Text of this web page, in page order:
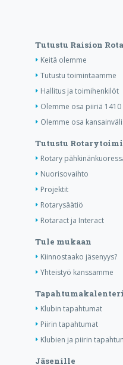
Tutustu Raision
Keitä olemme
Tutustu toimintaamme
Hallitus ja toimihenkilöt
Olemme osa piiriä 1410
Olemme osa
Tutustu
Rotary
Nuorisovaihto
Projektit
Rotarysäätiö
Rotaract ja Interact
Tule mukaan
Kiinnostaako jäsenyys?
Yhteistyö kanssamme
Tapahtumakalenteri
Klubin tapahtumat
Piirin tapahtumat
Klubien ja piirin
Jäsenille